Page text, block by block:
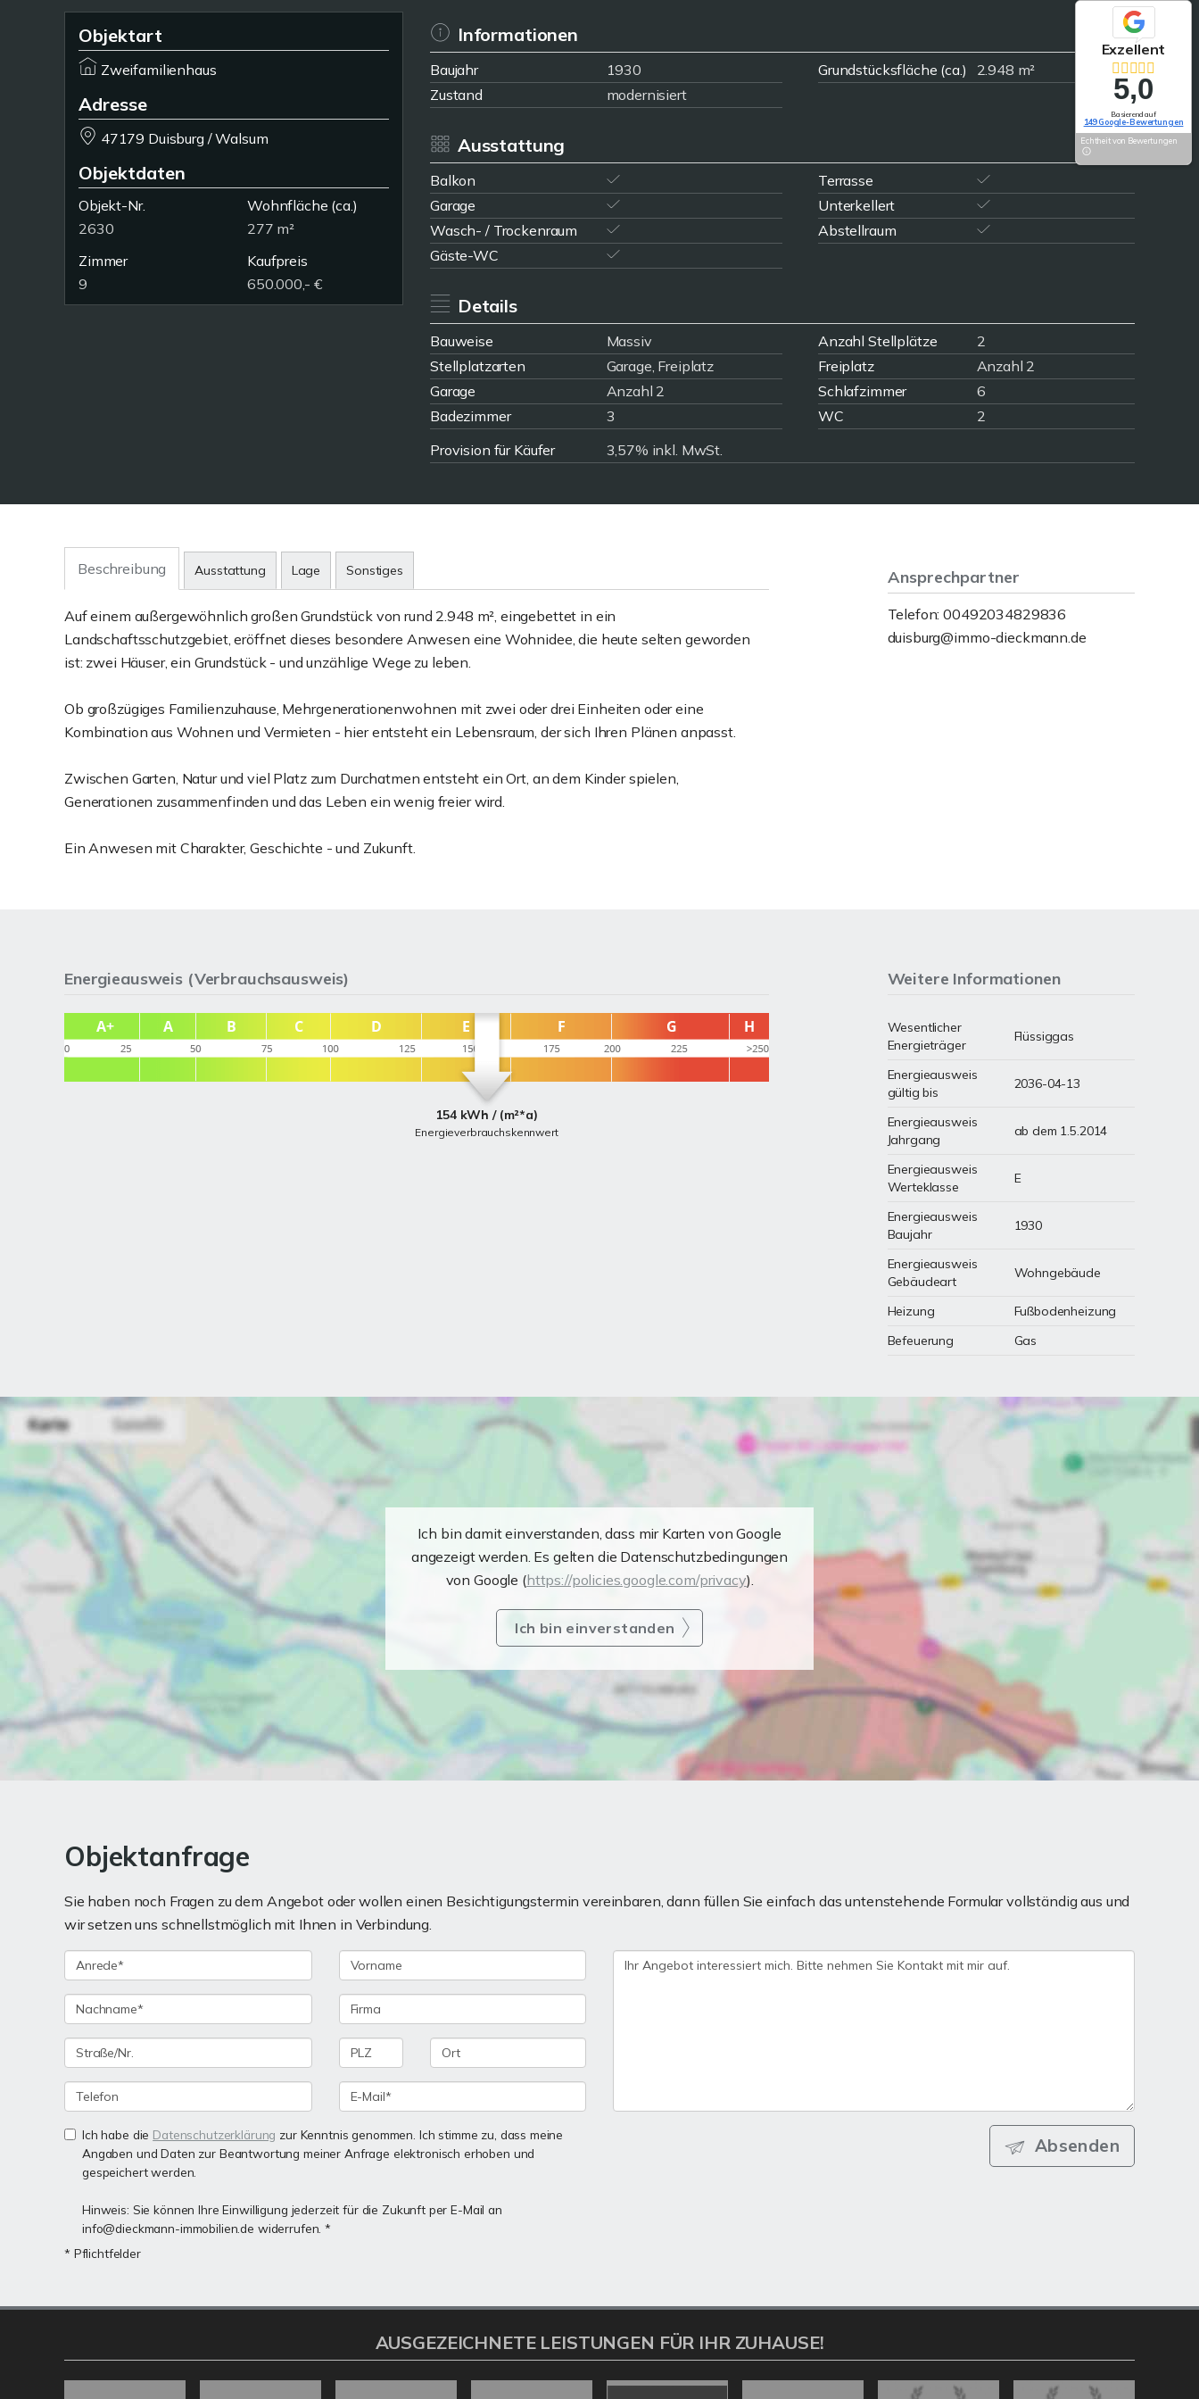
Objektart
Zweifamilienhaus
Adresse
47179 Duisburg / Walsum
Objektdaten
Objekt-Nr.
2630
Wohnfläche (ca.)
277 m²
Zimmer
9
Kaufpreis
650.000,- €
Informationen
Baujahr 1930 Grundstücksfläche (ca.)
2.948 m²
Zustand
modernisiert
Ausstattung
Balkon
Terrasse
Garage
Unterkellert
Wasch- / Trockenraum
Abstellraum
Gäste-WC
Details
Bauweise Massiv Anzahl Stellplätze
2
Stellplatzarten
Garage, Freiplatz Freiplatz
Anzahl 2
Garage
Anzahl 2 Schlafzimmer
6
Badezimmer
3 WC
2
Provision für Käufer
3,57% inkl. MwSt.
Beschreibung Ausstattung Lage Sonstiges
Auf einem außergewöhnlich großen Grundstück von rund 2.948 m², eingebettet in ein
Landschaftsschutzgebiet, eröffnet dieses besondere Anwesen eine Wohnidee, die heute selten geworden
ist: zwei Häuser, ein Grundstück - und unzählige Wege zu leben.
Ob großzügiges Familienzuhause, Mehrgenerationenwohnen mit zwei oder drei Einheiten oder eine
Kombination aus Wohnen und Vermieten - hier entsteht ein Lebensraum, der sich Ihren Plänen anpasst.
Zwischen Garten, Natur und viel Platz zum Durchatmen entsteht ein Ort, an dem Kinder spielen,
Generationen zusammenfinden und das Leben ein wenig freier wird.
Ein Anwesen mit Charakter, Geschichte - und Zukunft.
Ansprechpartner
Telefon: 00492034829836
duisburg@immo-dieckmann.de
Energieausweis (Verbrauchsausweis)
154 kWh / (m²*a)
Energieverbrauchskennwert
Weitere Informationen
Wesentlicher
Energieträger
Flüssiggas
Energieausweis
gültig bis
2036-04-13
Energieausweis
Jahrgang
ab dem 1.5.2014
Energieausweis
Werteklasse
E
Energieausweis
Baujahr
1930
Energieausweis
Gebäudeart
Wohngebäude
Heizung
Fußbodenheizung
Befeuerung
Gas
Ich bin damit einverstanden, dass mir Karten von Google
angezeigt werden. Es gelten die Datenschutzbedingungen
von Google (https://policies.google.com/privacy).
Ich bin einverstanden
Objektanfrage
Sie haben noch Fragen zu dem Angebot oder wollen einen Besichtigungstermin vereinbaren, dann füllen Sie einfach das untenstehende Formular vollständig aus und
wir setzen uns schnellstmöglich mit Ihnen in Verbindung.
Ich habe die Datenschutzerklärung zur Kenntnis genommen. Ich stimme zu, dass meine
Angaben und Daten zur Beantwortung meiner Anfrage elektronisch erhoben und
gespeichert werden.
Hinweis: Sie können Ihre Einwilligung jederzeit für die Zukunft per E-Mail an
info@dieckmann-immobilien.de widerrufen. *
* Pflichtfelder
Absenden
Exzellent
5,0
Basierend auf
149 Google-Bewertungen
Echtheit von Bewertungen
AUSGEZEICHNETE LEISTUNGEN FÜR IHR ZUHAUSE!